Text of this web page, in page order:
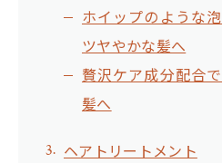
ホイップのような
ツヤやかな髪へ
贅沢ケア成分配合
髪へ
ヘアトリートメント